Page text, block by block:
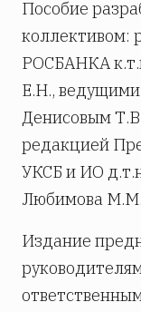
Пособие
коллективом:
РОСБАНКА
Е.Н.,
Денисовым
редакцией
УКСБ и ИО
Любимова М.М.
Издание